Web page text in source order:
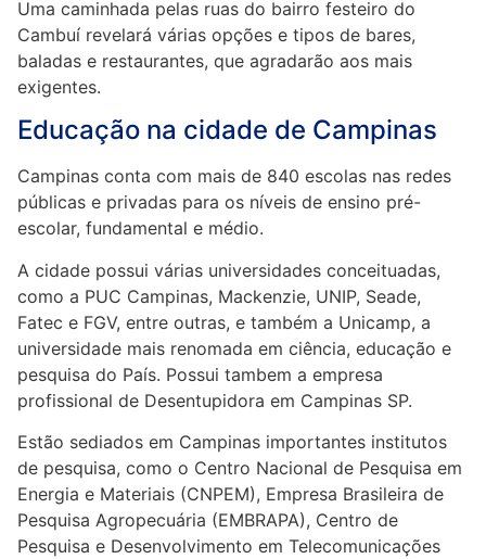
Uma caminhada pelas ruas do bairro festeiro do
Cambuí revelará várias opções e tipos de bares,
baladas e restaurantes, que agradarão aos mais
exigentes.
Educação na cidade de Campinas
Campinas conta com mais de 840 escolas nas redes
públicas e privadas para os níveis de ensino pré-
escolar, fundamental e médio.
A cidade possui várias universidades conceituadas,
como a PUC Campinas, Mackenzie, UNIP, Seade,
Fatec e FGV, entre outras, e também a Unicamp, a
universidade mais renomada em ciência, educação e
pesquisa do País. Possui tambem a empresa
profissional de Desentupidora em Campinas SP.
Estão sediados em Campinas importantes institutos
de pesquisa, como o Centro Nacional de Pesquisa em
Energia e Materiais (CNPEM), Empresa Brasileira de
Pesquisa Agropecuária (EMBRAPA), Centro de
Pesquisa e Desenvolvimento em Telecomunicações